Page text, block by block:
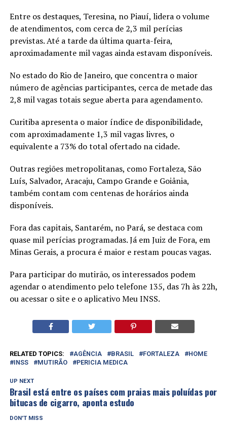
Entre os destaques, Teresina, no Piauí, lidera o volume
de atendimentos, com cerca de 2,3 mil perícias
previstas. Até a tarde da última quarta-feira,
aproximadamente mil vagas ainda estavam disponíveis.
No estado do Rio de Janeiro, que concentra o maior
número de agências participantes, cerca de metade das
2,8 mil vagas totais segue aberta para agendamento.
Curitiba apresenta o maior índice de disponibilidade,
com aproximadamente 1,3 mil vagas livres, o
equivalente a 73% do total ofertado na cidade.
Outras regiões metropolitanas, como Fortaleza, São
Luís, Salvador, Aracaju, Campo Grande e Goiânia,
também contam com centenas de horários ainda
disponíveis.
Fora das capitais, Santarém, no Pará, se destaca com
quase mil perícias programadas. Já em Juiz de Fora, em
Minas Gerais, a procura é maior e restam poucas vagas.
Para participar do mutirão, os interessados podem
agendar o atendimento pelo telefone 135, das 7h às 22h,
ou acessar o site e o aplicativo Meu INSS.
RELATED TOPICS: AGÊNCIA BRASIL FORTALEZA
HOME
INSS
MUTIRÃO PERICIA MEDICA
UP NEXT
Brasil está entre os países com praias mais poluídas por
bitucas de cigarro, aponta estudo
DON'T MISS